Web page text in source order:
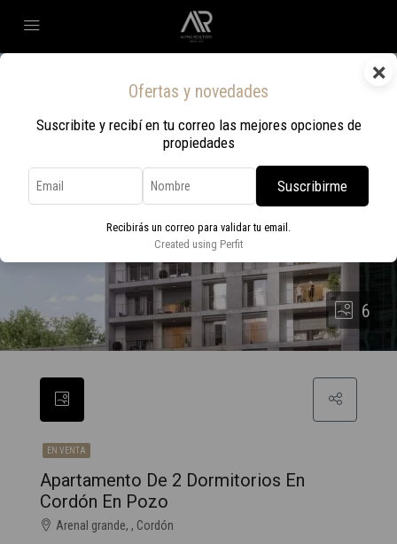
×
Ofertas y novedades
Suscribite y recibí en tu correo las mejores opciones de
propiedades
Suscribirme
Recibirás un correo para validar tu email.
Created using Perfit
6
EN VENTA
Apartamento De 2 Dormitorios En
Cordón En Pozo
Arenal grande, , Cordón